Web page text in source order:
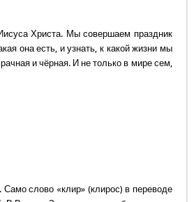
Христа. Мы совершаем праздник
она есть, и узнать, к какой жизни мы
и чёрная. И не только в мире сем,
слово «клир» (клирос) в переводе